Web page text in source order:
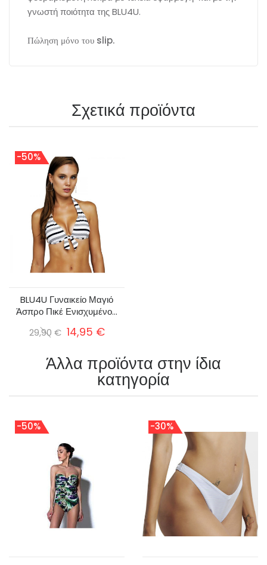
γνωστή ποιότητα της BLU4U.
Πώληση μόνο του slip.
Σχετικά προϊόντα
-50%
BLU4U Γυναικείο Μαγιό
Άσπρο Πικέ Ενισχυμένο...
29,90 € 14,95 €
Άλλα προϊόντα στην ίδια
κατηγορία
-50% -30%